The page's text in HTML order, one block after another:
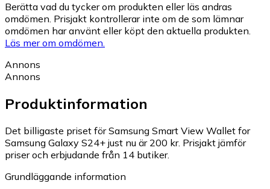
Berätta vad du tycker om produkten eller läs andras
omdömen. Prisjakt kontrollerar inte om de som lämnar
omdömen har använt eller köpt den aktuella produkten.
Läs mer om omdömen.
Annons
Annons
Produktinformation
Det billigaste priset för Samsung Smart View Wallet for
Samsung Galaxy S24+ just nu är 200 kr. Prisjakt jämför
priser och erbjudande från 14 butiker.
Grundläggande information